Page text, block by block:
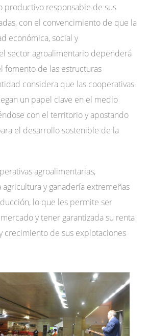
productivo responsable de sus
con el convencimiento de que la
económica, social y
sector agroalimentario dependerá
fomento de las estructuras
considera que las cooperativas
un papel clave en el medio
con el territorio y apostando
el desarrollo sostenible de la
agroalimentarias,
y ganadería extremeñas
lo que les permite ser
y tener garantizada su renta
crecimiento de sus explotaciones